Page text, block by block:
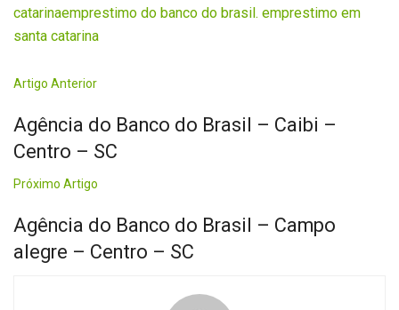
catarinaemprestimo do banco do brasil. emprestimo em
santa catarina
Artigo Anterior
Agência do Banco do Brasil – Caibi –
Centro – SC
Próximo Artigo
Agência do Banco do Brasil – Campo
alegre – Centro – SC